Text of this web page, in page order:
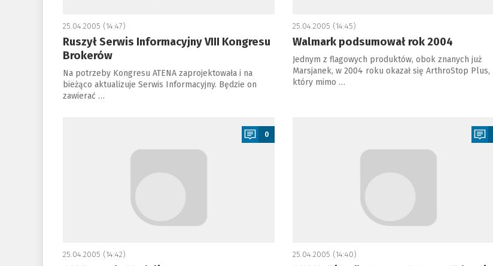
25.04.2005 (14:47)
Ruszył Serwis Informacyjny VIII Kongresu
Brokerów
Na potrzeby Kongresu ATENA zaprojektowała i na
bieżąco aktualizuje Serwis Informacyjny. Będzie on
zawierać …
25.04.2005 (14:45)
Walmark podsumował rok 2004
Jednym z flagowych produktów, obok znanych już
Marsjanek, w 2004 roku okazał się ArthroStop Plus,
który mimo …
0
25.04.2005 (14:42) 25.04.2005 (14:40)